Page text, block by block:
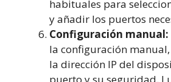
habituales para
y añadir los puertos
Configuración manual:
la configuración
la dirección IP del